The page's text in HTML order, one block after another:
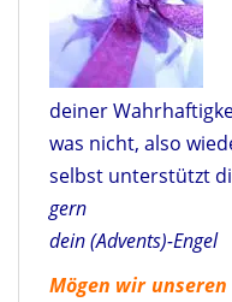
deiner
was nicht, also
selbst unterstützt
gern
dein (Advents)-Engel
Mögen wir